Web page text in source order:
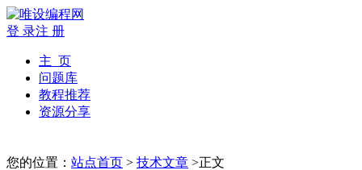
登 录注 册
主 页
问题库
教程推荐
资源分享
您的位置： 站点首页 > 技术文章 >正文